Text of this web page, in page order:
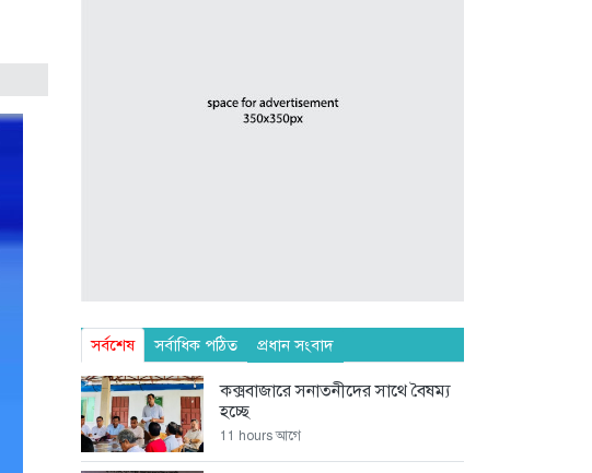
সর্বশেষ সর্বাধিক পঠিত প্রধান সংবাদ
কক্সবাজারে সনাতনীদের সাথে বৈষম্য
হচ্ছে
11 hours আগে